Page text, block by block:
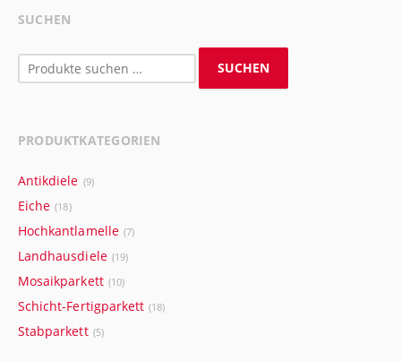
SUCHEN
Suchen
nach:
SUCHEN
PRODUKTKATEGORIEN
Antikdiele (9)
Eiche (18)
Hochkantlamelle (7)
Landhausdiele (19)
Mosaikparkett (10)
Schicht-Fertigparkett (18)
Stabparkett (5)